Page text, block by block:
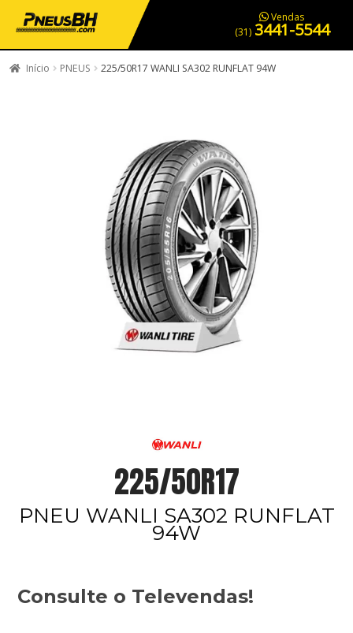
PNEUS EM OFERTA SERVIÇOS AUTOMOTIVOS NOSSA LOJA
Vendas
(31) 3441-5544
Início PNEUS 225/50R17 WANLI SA302 RUNFLAT 94W
225/50R17
PNEU WANLI SA302 RUNFLAT
94W
Consulte o Televendas!